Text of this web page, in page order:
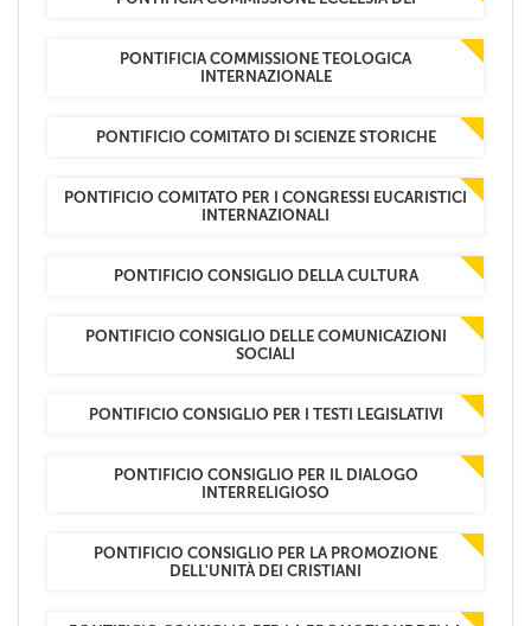
PONTIFICIA COMMISSIONE TEOLOGICA
INTERNAZIONALE
PONTIFICIO COMITATO DI SCIENZE STORICHE
PONTIFICIO COMITATO PER I CONGRESSI EUCARISTICI
INTERNAZIONALI
PONTIFICIO CONSIGLIO DELLA CULTURA
PONTIFICIO CONSIGLIO DELLE COMUNICAZIONI
SOCIALI
PONTIFICIO CONSIGLIO PER I TESTI LEGISLATIVI
PONTIFICIO CONSIGLIO PER IL DIALOGO
INTERRELIGIOSO
PONTIFICIO CONSIGLIO PER LA PROMOZIONE
DELL'UNITÀ DEI CRISTIANI